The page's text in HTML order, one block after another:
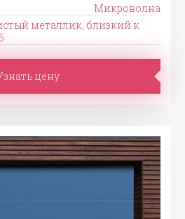
Микроволна
металлик, близкий к
цену